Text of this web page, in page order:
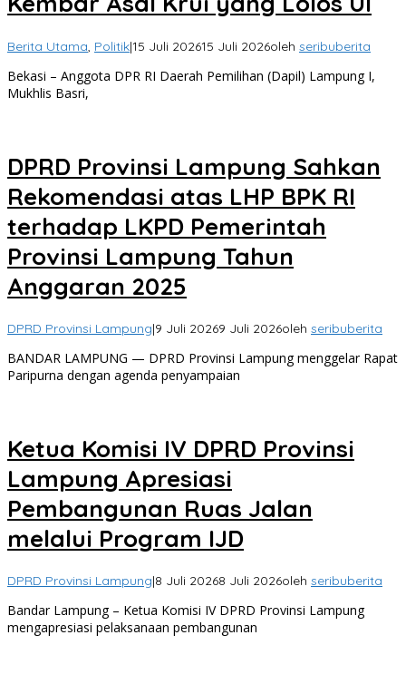
Berita Utama, Politik|15 Juli 202615 Juli 2026oleh seribuberita
Bekasi – Anggota DPR RI Daerah Pemilihan (Dapil) Lampung I,
Mukhlis Basri,
DPRD Provinsi Lampung Sahkan
Rekomendasi atas LHP BPK RI
terhadap LKPD Pemerintah
Provinsi Lampung Tahun
Anggaran 2025
DPRD Provinsi Lampung|9 Juli 20269 Juli 2026oleh seribuberita
BANDAR LAMPUNG — DPRD Provinsi Lampung menggelar Rapat
Paripurna dengan agenda penyampaian
Ketua Komisi IV DPRD Provinsi
Lampung Apresiasi
Pembangunan Ruas Jalan
melalui Program IJD
DPRD Provinsi Lampung|8 Juli 20268 Juli 2026oleh seribuberita
Bandar Lampung – Ketua Komisi IV DPRD Provinsi Lampung
mengapresiasi pelaksanaan pembangunan